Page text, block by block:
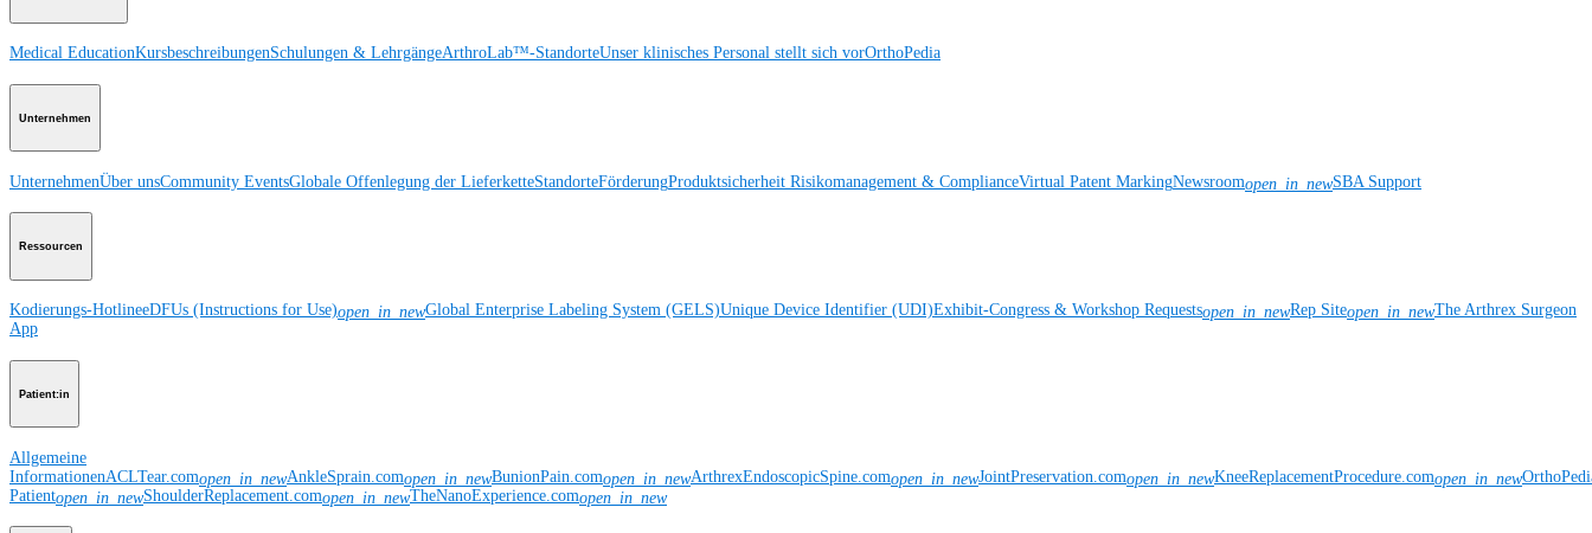
Medical EducationKursbeschreibungenSchulungen & LehrgängeArthroLab™-StandorteUnser klinisches Personal stellt sich vorOrthoPedia
Unternehmen
UnternehmenÜber unsCommunity EventsGlobale Offenlegung der LieferketteStandorteFörderungProduktsicherheit Risikomanagement & ComplianceVirtual Patent MarkingNewsroomopen_in_newSBA Support
Ressourcen
Kodierungs-HotlineeDFUs (Instructions for Use)open_in_newGlobal Enterprise Labeling System (GELS)Unique Device Identifier (UDI)Exhibit-Congress & Workshop Requestsopen_in_newRep Siteopen_in_newThe Arthrex Surgeon
App
Patient:in
Allgemeine
InformationenACLTear.comopen_in_newAnkleSprain.comopen_in_newBunionPain.comopen_in_newArthrexEndoscopicSpine.comopen_in_newJointPreservation.comopen_in_newKneeReplacementProcedure.comopen_in_new
Patientopen_in_newShoulderReplacement.comopen_in_newTheNanoExperience.comopen_in_new